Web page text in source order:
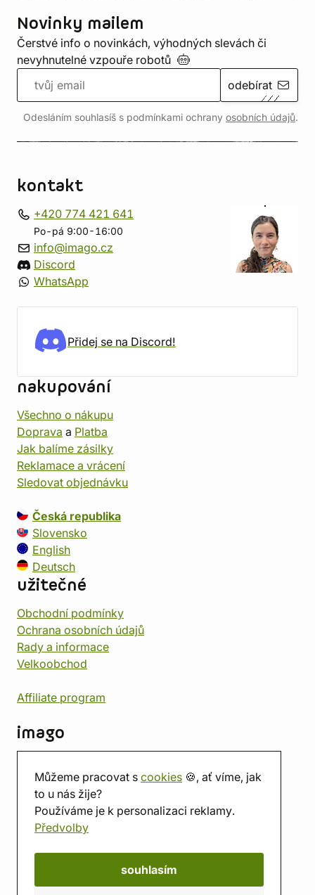
Můžeme pracovat s cookies 🍪, ať víme, jak
to u nás žije?
Používáme je k personalizaci reklamy.
Předvolby
souhlasím
Novinky mailem
Čerstvé info o novinkách, výhodných slevách či
nevyhnutelné vzpouře robotů
odebírat
Odesláním souhlasíš s podmínkami ochrany osobních údajů.
kontakt
+420 774 421 641
Po-pá 9:00-16:00
info@imago.cz
Discord
WhatsApp
Přidej se na Discord!
nakupování
Všechno o nákupu
Doprava a Platba
Jak balíme zásilky
Reklamace a vrácení
Sledovat objednávku
Česká republika
Slovensko
English
Deutsch
užitečné
Obchodní podmínky
Ochrana osobních údajů
Rady a informace
Velkoobchod
Affiliate program
imago
Prodejna
Herna
O nás
Hodnocení obchodu